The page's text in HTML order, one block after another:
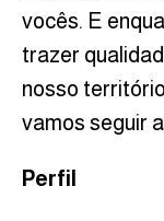
vocês. E
trazer
nosso
vamos seguir
Perfil